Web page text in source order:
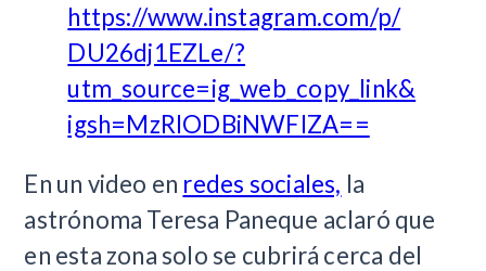
https://www.instagram.com/p/
DU26dj1EZLe/?
utm_source=ig_web_copy_link&
igsh=MzRlODBiNWFlZA==
En un video en redes sociales, la
astrónoma Teresa Paneque aclaró que
en esta zona solo se cubrirá cerca del